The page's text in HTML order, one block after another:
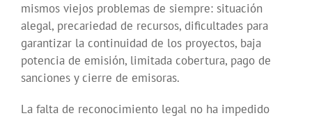
mismos viejos problemas de siempre: situación
alegal, precariedad de recursos, dificultades para
garantizar la continuidad de los proyectos, baja
potencia de emisión, limitada cobertura, pago de
sanciones y cierre de emisoras.
La falta de reconocimiento legal no ha impedido